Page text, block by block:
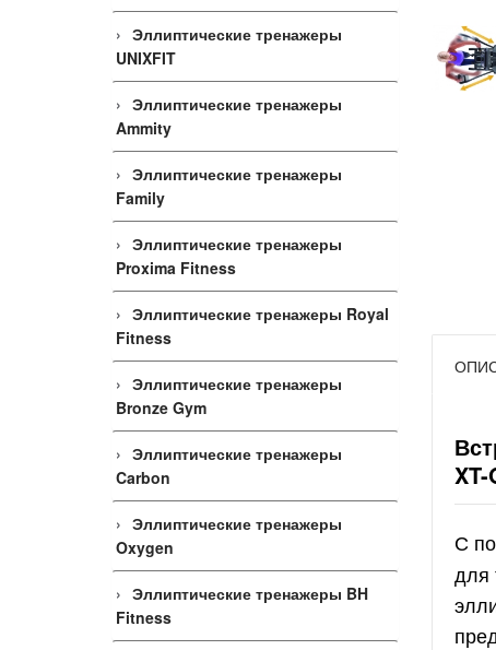
Эллиптические тренажеры
UNIXFIT
Эллиптические тренажеры
Ammity
Эллиптические тренажеры
Family
Эллиптические тренажеры
Proxima Fitness
Эллиптические тренажеры Royal
Fitness
Эллиптические тренажеры
Bronze Gym
Эллиптические тренажеры
Carbon
Эллиптические тренажеры
Oxygen
Эллиптические тренажеры BH
Fitness
С
для